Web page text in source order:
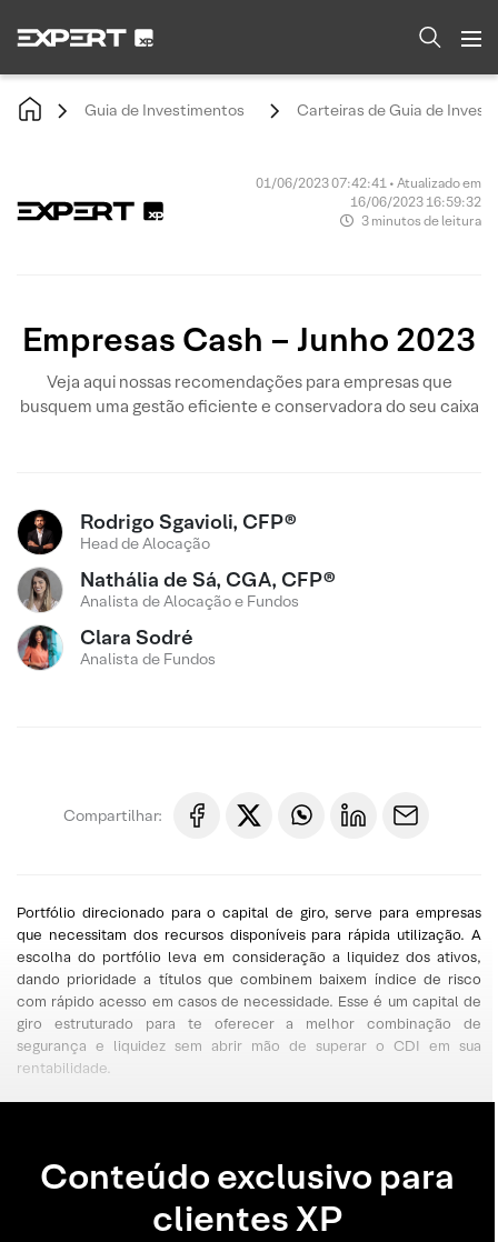
Guia de Investimentos Carteiras de Guia de
01/06/2023 07:42:41 • Atualizado em
16/06/2023 16:59:32
3 minutos de leitura
Empresas Cash – Junho 2023
Veja aqui nossas recomendações para empresas que
busquem uma gestão eficiente e conservadora do seu caixa
Rodrigo Sgavioli, CFP®
Head de Alocação
Nathália de Sá, CGA, CFP®
Analista de Alocação e Fundos
Clara Sodré
Analista de Fundos
Compartilhar:
Portfólio direcionado para o capital de giro, serve para empresas
que necessitam dos recursos disponíveis para rápida utilização. A
escolha do portfólio leva em consideração a liquidez dos ativos,
dando prioridade a títulos que combinem baixem índice de risco
com rápido acesso em casos de necessidade. Esse é um capital de
giro estruturado para te oferecer a melhor combinação de
segurança e liquidez sem abrir mão de superar o CDI em sua
rentabilidade.
Conteúdo exclusivo para
clientes XP